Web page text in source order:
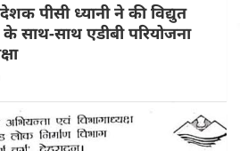
पीसी ध्यानी ने की विद्युत
साथ-साथ एडीबी परियोजना